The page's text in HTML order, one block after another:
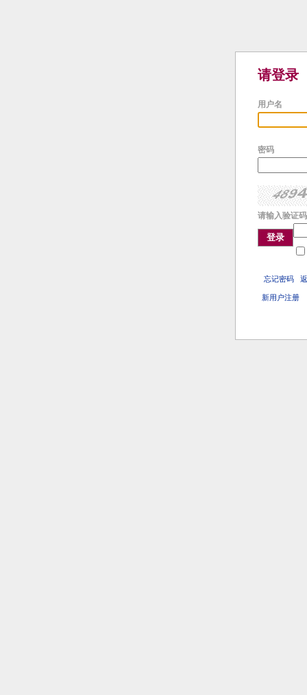
请登录
用户名
密码
请输入验证
登录
忘记密码
新用户注册